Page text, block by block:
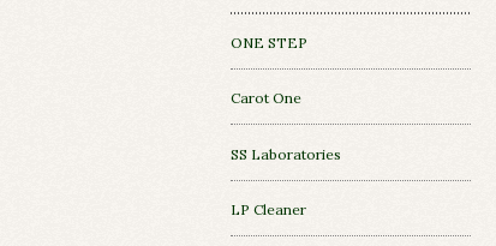
ONE STEP
Carot One
SS Laboratories
LP Cleaner